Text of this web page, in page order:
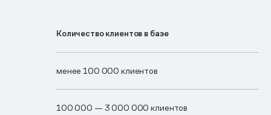
Количество клиентов в базе
менее 100 000 клиентов
100 0​00 —​ 3 0​00 0​00 клиентов